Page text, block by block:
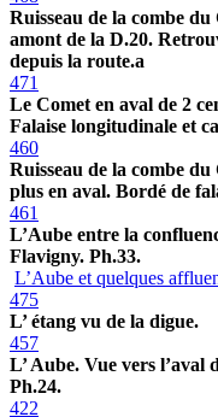
Ruisseau de la combe
amont de la D.20.
depuis la route.a
471
Le Comet en aval de 2
Falaise longitudinale et
460
Ruisseau de la combe
plus en aval. Bordé de
461
L’Aube entre la
Flavigny. Ph.33.
L’Aube et quelques
475
L’ étang vu de la digue.
457
L’ Aube. Vue vers
Ph.24.
422